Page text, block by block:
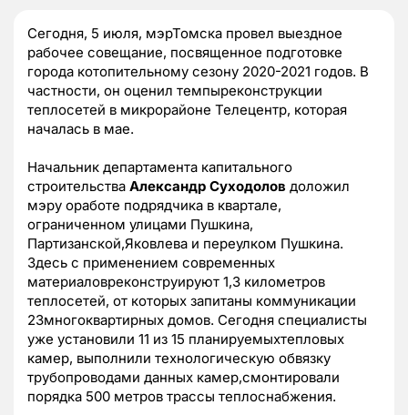
Сегодня, 5 июля, мэрТомска провел выездное
рабочее совещание, посвященное подготовке
города котопительному сезону 2020-2021 годов. В
частности, он оценил темпыреконструкции
теплосетей в микрорайоне Телецентр, которая
началась в мае.
Начальник департамента капитального
строительства Александр Суходолов доложил
мэру оработе подрядчика в квартале,
ограниченном улицами Пушкина,
Партизанской,Яковлева и переулком Пушкина.
Здесь с применением современных
материаловреконструируют 1,3 километров
теплосетей, от которых запитаны коммуникации
23многоквартирных домов. Сегодня специалисты
уже установили 11 из 15 планируемыхтепловых
камер, выполнили технологическую обвязку
трубопроводами данных камер,смонтировали
порядка 500 метров трассы теплоснабжения.